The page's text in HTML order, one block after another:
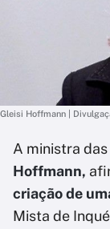
Gleisi Hoffmann |
A ministra
Hoffmann,
criação de
Mista de